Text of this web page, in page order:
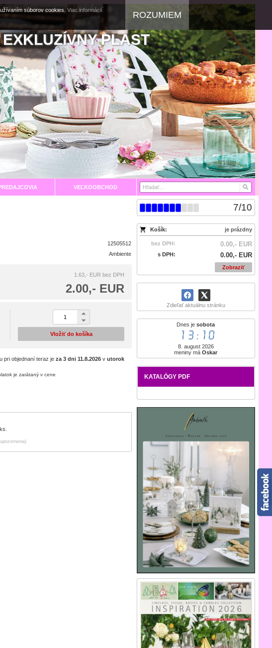
PLAST
VEĽKOOBCHOD
7/10
Košík: je prázdny
bez DPH: 0.00,- EUR
s DPH: 0.00,- EUR
Zobraziť
Zdieľať aktuálnu stránku
Dnes jesobota
13:10
8. august 2026
meniny máOskar
KATALÓGY PDF
12505512
Ambiente
1.63,- EUR bez DPH
2.00,- EUR
Vložiť do košíka
pri objednaní teraz je za 3 dni 11.8.2026v utorok
je zarátaný v cene
súborov cookies. Viac informácií
ROZUMIEM